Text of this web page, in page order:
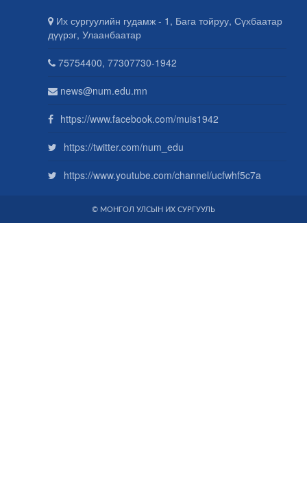
Их сургуулийн гудамж - 1, Бага тойруу, Сүхбаатар
дүүрэг, Улаанбаатар
75754400, 77307730-1942
news@num.edu.mn
https://www.facebook.com/muis1942
https://twitter.com/num_edu
https://www.youtube.com/channel/ucfwhf5c7a
© МОНГОЛ УЛСЫН ИХ СУРГУУЛЬ